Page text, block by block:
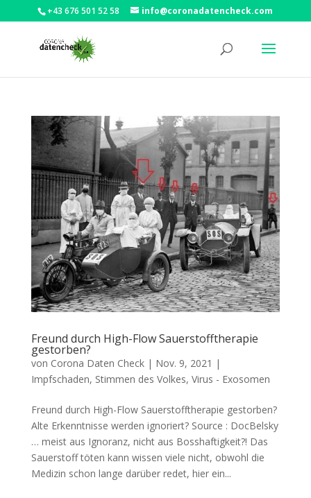
+43 676 501 52 58 info@coronadatencheck.com
Freund durch High-Flow Sauerstofftherapie
gestorben?
von Corona Daten Check| Nov. 9, 2021 |
Impfschaden, Stimmen des Volkes, Virus - Exosomen
Freund durch High-Flow Sauerstofftherapie gestorben?
Alte Erkennt­nis­se wer­den ignoriert? Source : DocBelsky
… meist aus Igno­ranz, nicht aus Bosshaftigkeit?! Das
Sauer­stoff töten kann wis­sen vie­le nicht, obwohl die
Medi­zin schon lan­ge dar­über redet, hier ein...